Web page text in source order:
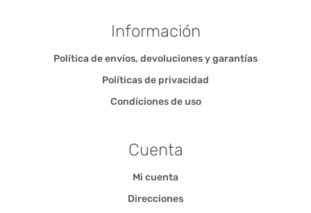
Información
Política de envíos, devoluciones y garantías
Políticas de privacidad
Condiciones de uso
Cuenta
Mi cuenta
Direcciones